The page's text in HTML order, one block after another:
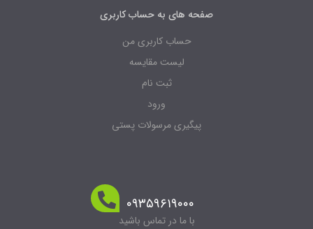
صفحه های به حساب کاربری
حساب کاربری من
لیست مقایسه
ثبت نام
ورود
پیگیری مرسولات پستی
۰۹۳۵۹۶۱۹۰۰۰
با ما در تماس باشید